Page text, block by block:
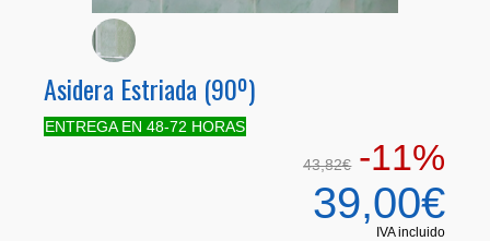
Asidera Estriada (90º)
ENTREGA EN 48-72 HORAS
43,82€ -11%
39,00€
IVA incluido